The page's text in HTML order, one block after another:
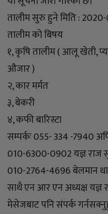
तालीम सुरु हुने मिति :
तालीम को बिषय
१, कृषि तालीम ( आलू खेती,
औजार )
२, कार मर्मत
३, बेकरी
४, कफी बारिस्टा
सम्पर्कः 055- 334 -7940
010-6300-0902 यज्ञ राज
010-2764-4696 बेलमान
साथै एन आर एन अध्यक्ष
मेसेजबाट पनि संपर्क